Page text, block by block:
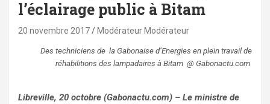
l’éclairage public à Bitam
20 novembre 2017 Modérateur Modérateur
Des techniciens de la Gabonaise d’Energies en plein travail de
réhabilitions des lampadaires à Bitam @ Gabonactu.com
Libreville, 20 octobre (Gabonactu.com) – Le ministre de